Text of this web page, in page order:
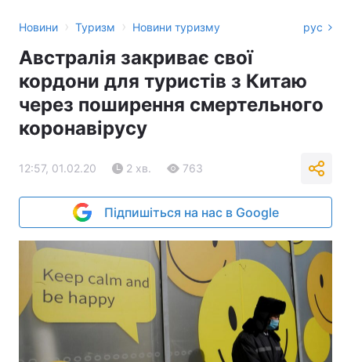
Новини › Туризм › Новини туризму рус
Австралія закриває свої
кордони для туристів з Китаю
через поширення смертельного
коронавірусу
12:57, 01.02.20 2 хв. 763
Підпишіться на нас в Google